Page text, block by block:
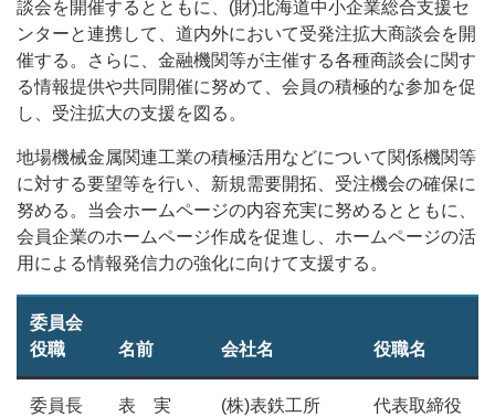
談会を開催するとともに、(財)北海道中小企業総合支援セ
ンターと連携して、道内外において受発注拡大商談会を開
催する。さらに、金融機関等が主催する各種商談会に関す
る情報提供や共同開催に努めて、会員の積極的な参加を促
し、受注拡大の支援を図る。
地場機械金属関連工業の積極活用などについて関係機関等
に対する要望等を行い、新規需要開拓、受注機会の確保に
努める。当会ホームページの内容充実に努めるとともに、
会員企業のホームページ作成を促進し、ホームページの活
用による情報発信力の強化に向けて支援する。
委員会
役職
名前 会社名 役職名
委員長 表 実 (株)表鉄工所 代表取締役